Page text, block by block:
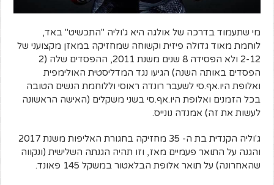
מי שתעמוד בדרכה של אולגה היא ג'וליה "התכשיט" באד,
לוחמת מאוד גדולה פיזית וקשוחה שמחזיקה במאזן מקצועני של
2-12 ולא הפסידה 8 שנים משנת 2011, ההפסדים שלה (2
הפסדים באותה השנה) הגיעו נגד המדליסטית האולימפית
ואלופת היו.אף.סי לשעבר רונדה ראוסי וללוחמת הנשים הטובה
בכל הזמנים ואלופת היו.אף.סי בשני משקלים (האישה הראשונה
לעשות את זה) אמנדה נונייס.
ג'וליה הקנדית בת ה- 35 מחזיקה בחגורת האליפות משנת 2017
והגנה על התואר פעמיים מאז, וזו תהיה הגנתה השלישית (ונקווה
שהאחרונה) על תואר אלופת הבלאטור במשקל 145 פאונד.